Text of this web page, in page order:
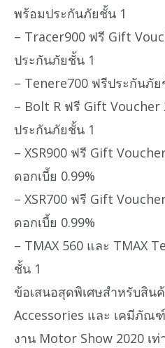
พร้อมประกันภัยชั้น 1
– Tracer900 ฟรี Gift
ประกันภัยชั้น 1
– Tenere700 ฟรีประกันภัย
– Bolt R ฟรี Gift Voucher
ประกันภัยชั้น 1
– XSR900 ฟรี Gift
ดอกเบี้ย 0.99%
– XSR700 ฟรี Gift
ดอกเบี้ย 0.99%
– TMAX 560 และ TMAX
ชั้น 1
ข้อเสนอสุดพิเศษสำหรับสิน
Accessories และ เคมีภัณ
งาน Motor Show 2020 เ